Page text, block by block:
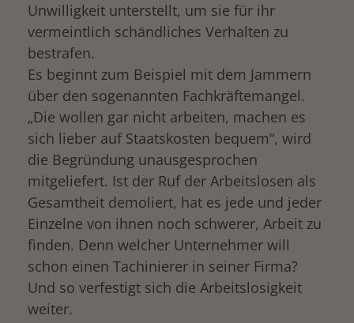
Unwilligkeit unterstellt, um sie für ihr
vermeintlich schändliches Verhalten zu
bestrafen.
Es beginnt zum Beispiel mit dem Jammern
über den sogenannten Fachkräftemangel.
„Die wollen gar nicht arbeiten, machen es
sich lieber auf Staatskosten bequem“, wird
die Begründung unausgesprochen
mitgeliefert. Ist der Ruf der Arbeitslosen als
Gesamtheit demoliert, hat es jede und jeder
Einzelne von ihnen noch schwerer, Arbeit zu
finden. Denn welcher Unternehmer will
schon einen Tachinierer in seiner Firma?
Und so verfestigt sich die Arbeitslosigkeit
weiter.